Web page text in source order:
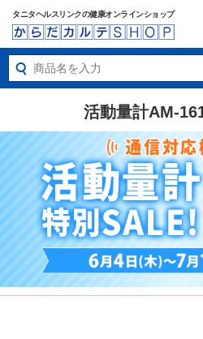
タニタヘルスリンクの健康オンラインショップ
活動量計AM-